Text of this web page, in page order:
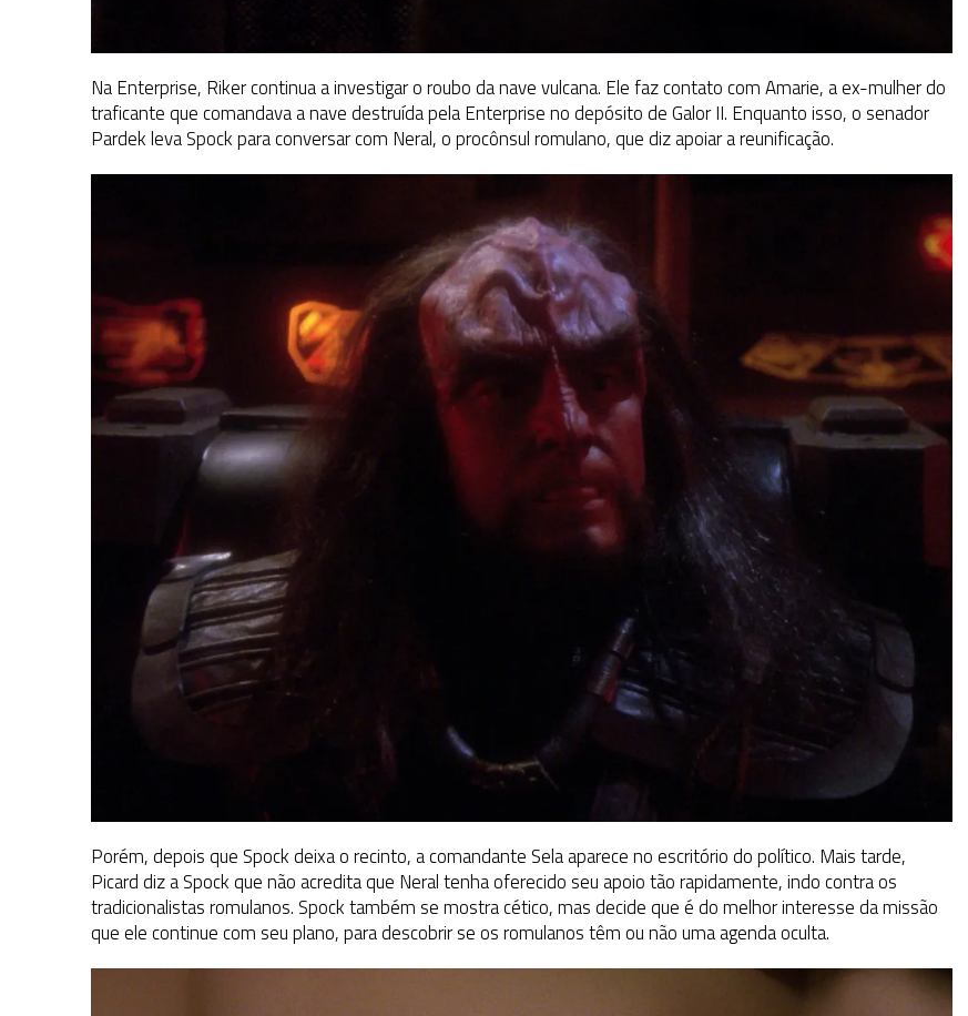
Na Enterprise, Riker continua a investigar o roubo da nave vulcana. Ele faz contato com Amarie, a ex-mulher do
traficante que comandava a nave destruída pela Enterprise no depósito de Galor II. Enquanto isso, o senador
Pardek leva Spock para conversar com Neral, o procônsul romulano, que diz apoiar a reunificação.
Porém, depois que Spock deixa o recinto, a comandante Sela aparece no escritório do político. Mais tarde,
Picard diz a Spock que não acredita que Neral tenha oferecido seu apoio tão rapidamente, indo contra os
tradicionalistas romulanos. Spock também se mostra cético, mas decide que é do melhor interesse da missão
que ele continue com seu plano, para descobrir se os romulanos têm ou não uma agenda oculta.